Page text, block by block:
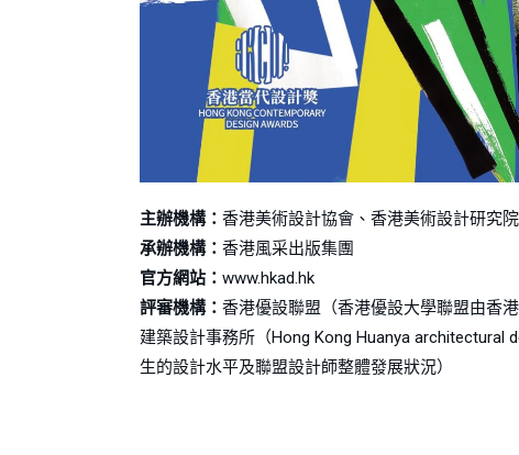
主辦機構： 香港美術設計協會、香港美術設計研究院
承辦機構： 香港風采出版集團
官方網站： www.hkad.hk
評審機構： 香港優設聯盟（香港優設大學聯盟由香
建築設計事務所（Hong Kong Huanya
生的設計水平及聯盟設計師整體發展狀況）